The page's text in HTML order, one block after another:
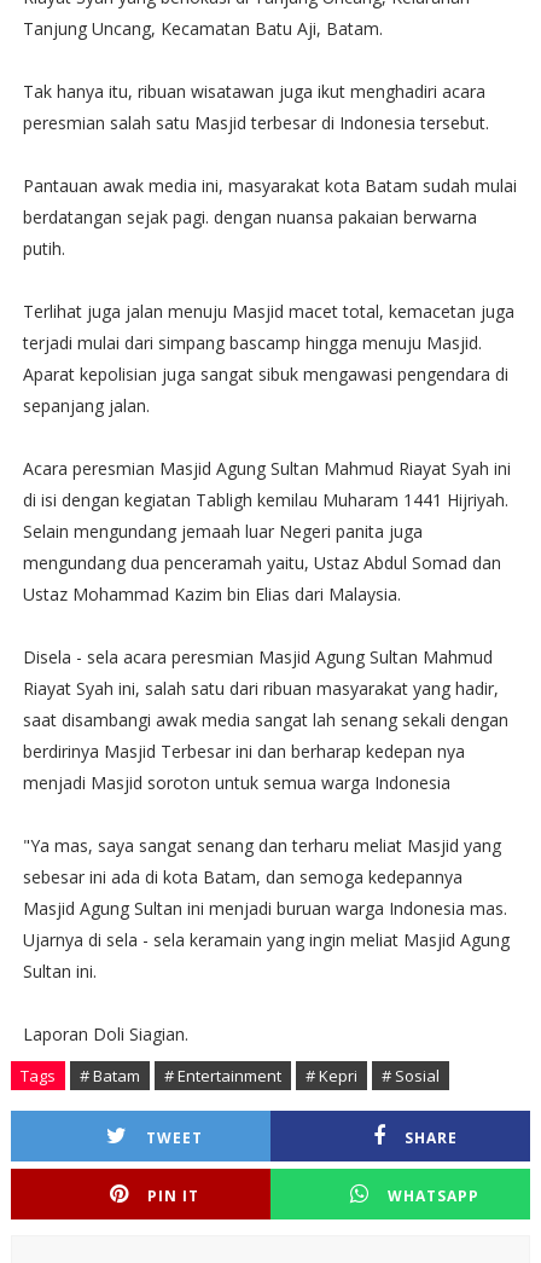
Tanjung Uncang, Kecamatan Batu Aji, Batam.
Tak hanya itu, ribuan wisatawan juga ikut menghadiri acara
peresmian salah satu Masjid terbesar di Indonesia tersebut.
Pantauan awak media ini, masyarakat kota Batam sudah mulai
berdatangan sejak pagi. dengan nuansa pakaian berwarna
putih.
Terlihat juga jalan menuju Masjid macet total, kemacetan juga
terjadi mulai dari simpang bascamp hingga menuju Masjid.
Aparat kepolisian juga sangat sibuk mengawasi pengendara di
sepanjang jalan.
Acara peresmian Masjid Agung Sultan Mahmud Riayat Syah ini
di isi dengan kegiatan Tabligh kemilau Muharam 1441 Hijriyah.
Selain mengundang jemaah luar Negeri panita juga
mengundang dua penceramah yaitu, Ustaz Abdul Somad dan
Ustaz Mohammad Kazim bin Elias dari Malaysia.
Disela - sela acara peresmian Masjid Agung Sultan Mahmud
Riayat Syah ini, salah satu dari ribuan masyarakat yang hadir,
saat disambangi awak media sangat lah senang sekali dengan
berdirinya Masjid Terbesar ini dan berharap kedepan nya
menjadi Masjid soroton untuk semua warga Indonesia
"Ya mas, saya sangat senang dan terharu meliat Masjid yang
sebesar ini ada di kota Batam, dan semoga kedepannya
Masjid Agung Sultan ini menjadi buruan warga Indonesia mas.
Ujarnya di sela - sela keramain yang ingin meliat Masjid Agung
Sultan ini.
Laporan Doli Siagian.
Tags # Batam # Entertainment # Kepri # Sosial
TWEET SHARE
PIN IT WHATSAPP